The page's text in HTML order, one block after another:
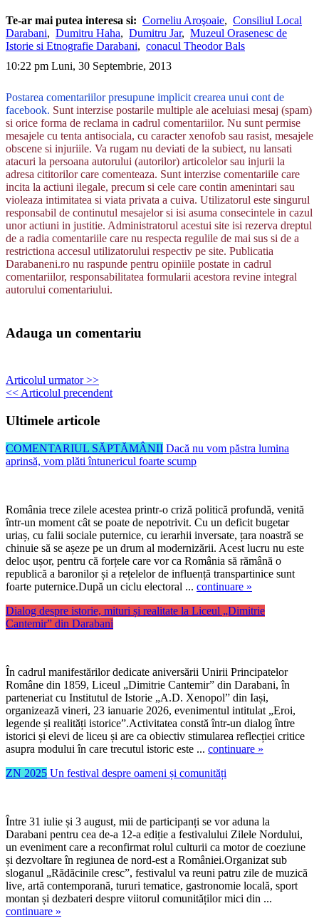
Te-ar mai putea interesa si: Corneliu Aroşoaie, Consiliul Local
Darabani, Dumitru Haha, Dumitru Jar, Muzeul Orasenesc de
Istorie si Etnografie Darabani, conacul Theodor Bals
10:22 pm Luni, 30 Septembrie, 2013
Postarea comentariilor presupune implicit crearea unui cont de
facebook. Sunt interzise postarile multiple ale aceluiasi mesaj (spam)
si orice forma de reclama in cadrul comentariilor. Nu sunt permise
mesajele cu tenta antisociala, cu caracter xenofob sau rasist, mesajele
obscene si injuriile. Va rugam nu deviati de la subiect, nu lansati
atacuri la persoana autorului (autorilor) articolelor sau injurii la
adresa cititorilor care comenteaza. Sunt interzise comentariile care
incita la actiuni ilegale, precum si cele care contin amenintari sau
violeaza intimitatea si viata privata a cuiva. Utilizatorul este singurul
responsabil de continutul mesajelor si isi asuma consecintele in cazul
unor actiuni in justitie. Administratorul acestui site isi rezerva dreptul
de a radia comentariile care nu respecta regulile de mai sus si de a
restrictiona accesul utilizatorului respectiv pe site. Publicatia
Darabaneni.ro nu raspunde pentru opiniile postate in cadrul
comentariilor, responsabilitatea formularii acestora revine integral
autorului comentariului.
Adauga un comentariu
Articolul urmator >>
<< Articolul precendent
Ultimele articole
COMENTARIUL SĂPTĂMÂNII Dacă nu vom păstra lumina
aprinsă, vom plăti întunericul foarte scump
România trece zilele acestea printr-o criză politică profundă, venită
într-un moment cât se poate de nepotrivit. Cu un deficit bugetar
uriaș, cu falii sociale puternice, cu ierarhii inversate, țara noastră se
chinuie să se așeze pe un drum al modernizării. Acest lucru nu este
deloc ușor, pentru că forțele care vor ca România să rămână o
republică a baronilor și a rețelelor de influență transpartinice sunt
foarte puternice.După un ciclu electoral ... continuare »
Dialog despre istorie, mituri și realitate la Liceul „Dimitrie
Cantemir” din Darabani
În cadrul manifestărilor dedicate aniversării Unirii Principatelor
Române din 1859, Liceul „Dimitrie Cantemir” din Darabani, în
parteneriat cu Institutul de Istorie „A.D. Xenopol” din Iași,
organizează vineri, 23 ianuarie 2026, evenimentul intitulat „Eroi,
legende și realități istorice”.Activitatea constă într-un dialog între
istorici și elevi de liceu și are ca obiectiv stimularea reflecției critice
asupra modului în care trecutul istoric este ... continuare »
ZN 2025 Un festival despre oameni și comunități
Între 31 iulie și 3 august, mii de participanți se vor aduna la
Darabani pentru cea de-a 12-a ediție a festivalului Zilele Nordului,
un eveniment care a reconfirmat rolul culturii ca motor de coeziune
și dezvoltare în regiunea de nord-est a României.Organizat sub
sloganul „Rădăcinile cresc”, festivalul va reuni patru zile de muzică
live, artă contemporană, tururi tematice, gastronomie locală, sport
montan și dezbateri despre viitorul comunităților mici din ...
continuare »